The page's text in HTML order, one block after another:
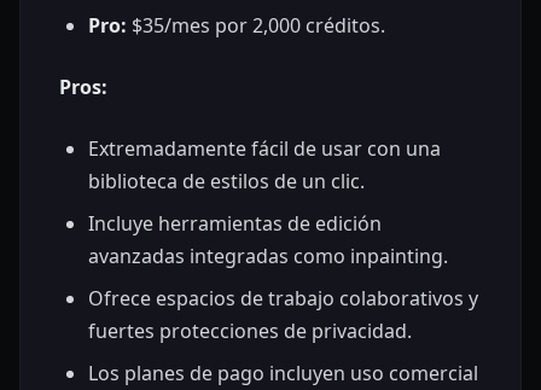
Pro: $35/mes por 2,000 créditos.
Pros:
Extremadamente fácil de usar con una
biblioteca de estilos de un clic.
Incluye herramientas de edición
avanzadas integradas como inpainting.
Ofrece espacios de trabajo colaborativos y
fuertes protecciones de privacidad.
Los planes de pago incluyen uso comercial